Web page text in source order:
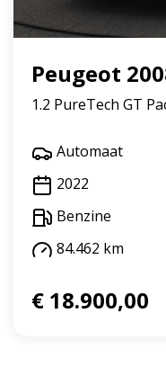
Peugeot
1.2 PureTech GT
Automaat
2022
Benzine
84.462 km
€ 18.900,00